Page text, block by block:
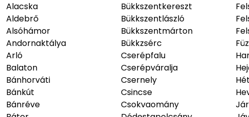
Alacska
Aldebrő
Alsóhámor
Andornaktálya
Arló
Balaton
Bánhorváti
Bánkút
Bánréve
Bükkszentkereszt
Bükkszentlászló
Bükkszentmárton
Bükkzsérc
Cserépfalu
Cserépváralja
Csernely
Csincse
Csokvaomány
Hét